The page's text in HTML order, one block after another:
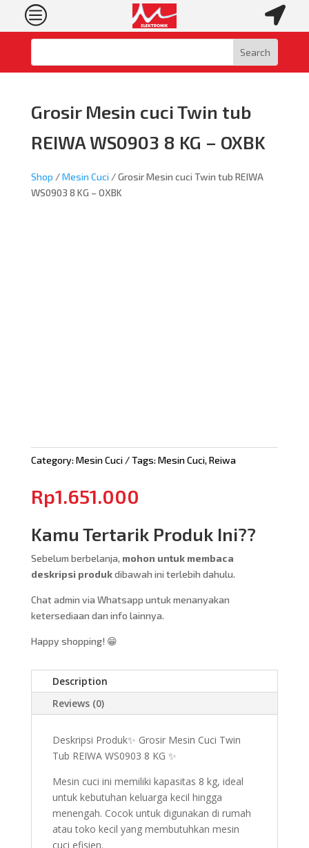
c 
Grosir Mesin cuci Twin tub
REIWA WS0903 8 KG – OXBK
Shop /Mesin Cuci / Grosir Mesin cuci Twin tub REIWA
WS0903 8 KG – OXBK
Category: Mesin Cuci Tags: Mesin Cuci, Reiwa
Rp1.651.000
Kamu Tertarik Produk Ini??
Sebelum berbelanja, mohon untuk membaca
deskripsi produkdibawah ini terlebih dahulu.
Chat admin via Whatsapp untuk menanyakan
ketersediaan dan info lainnya.
Happy shopping! 😁
Description
Reviews (0)
Deskripsi Produk✨ Grosir Mesin Cuci Twin
Tub REIWA WS0903 8 KG ✨
Mesin cuci ini memiliki kapasitas 8 kg, ideal
untuk kebutuhan keluarga kecil hingga
menengah. Cocok untuk digunakan di rumah
atau toko kecil yang membutuhkan mesin
cuci efisien.